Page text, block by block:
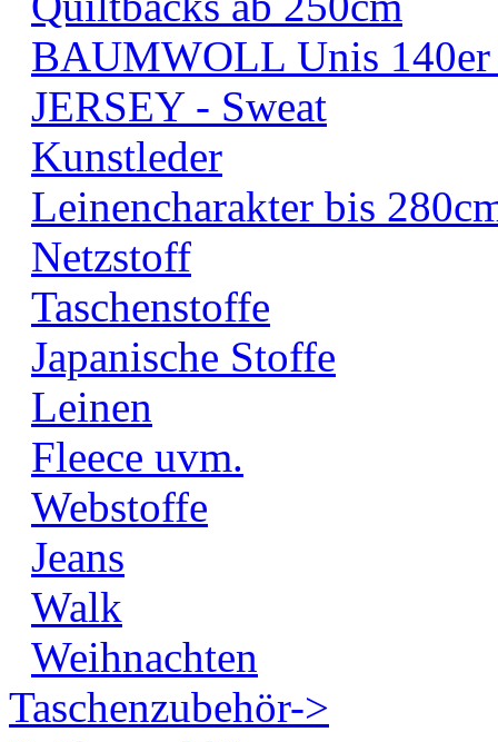
BAUMWOLL Unis 140er
JERSEY - Sweat
Kunstleder
Leinencharakter bis
Netzstoff
Taschenstoffe
Japanische Stoffe
Leinen
Fleece uvm.
Webstoffe
Jeans
Walk
Weihnachten
Taschenzubehör->